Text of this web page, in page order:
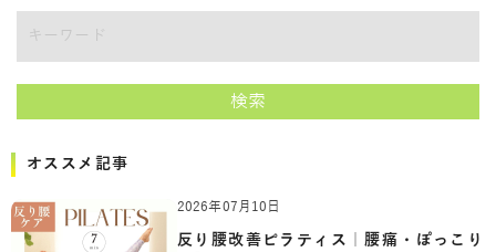
検索
オススメ記事
2026年07月10日
反り腰改善ピラティス｜腰痛・ぽっこり